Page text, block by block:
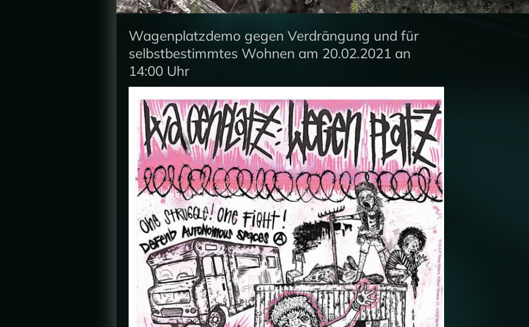
Wagenplatzdemo gegen Verdrängung und für
selbstbestimmtes Wohnen am 20.02.2021 an
14:00 Uhr